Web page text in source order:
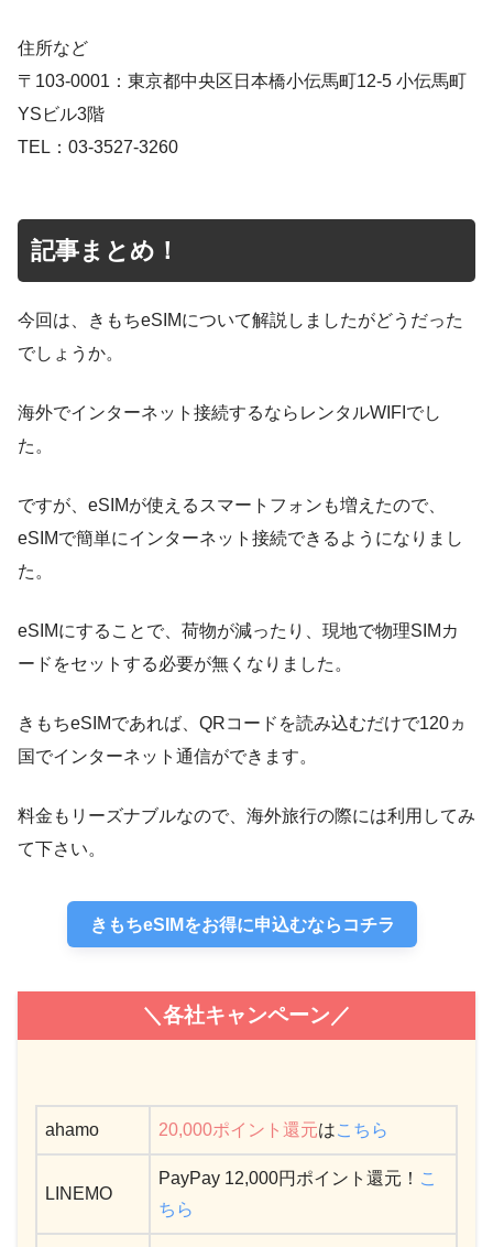
住所など
〒103-0001：東京都中央区日本橋小伝馬町12-5 小伝馬町
YSビル3階
TEL：03-3527-3260
記事まとめ！
今回は、きもちeSIMについて解説しましたがどうだった
でしょうか。
海外でインターネット接続するならレンタルWIFIでし
た。
ですが、eSIMが使えるスマートフォンも増えたので、
eSIMで簡単にインターネット接続できるようになりまし
た。
eSIMにすることで、荷物が減ったり、現地で物理SIMカ
ードをセットする必要が無くなりました。
きもちeSIMであれば、QRコードを読み込むだけで120ヵ
国でインターネット通信ができます。
料金もリーズナブルなので、海外旅行の際には利用してみ
て下さい。
きもちeSIMをお得に申込むならコチラ
＼各社キャンペーン／
ahamo 20,000ポイント還元はこちら
LINEMO
PayPay 12,000円ポイント還元！ こ
ちら